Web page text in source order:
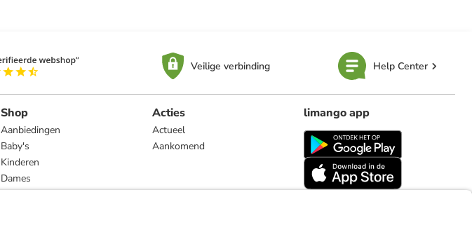
Veilige verbinding Help Center
Shop
Aanbiedingen
Baby's
Kinderen
Dames
Heren
Acties
Actueel
Aankomend
limango app